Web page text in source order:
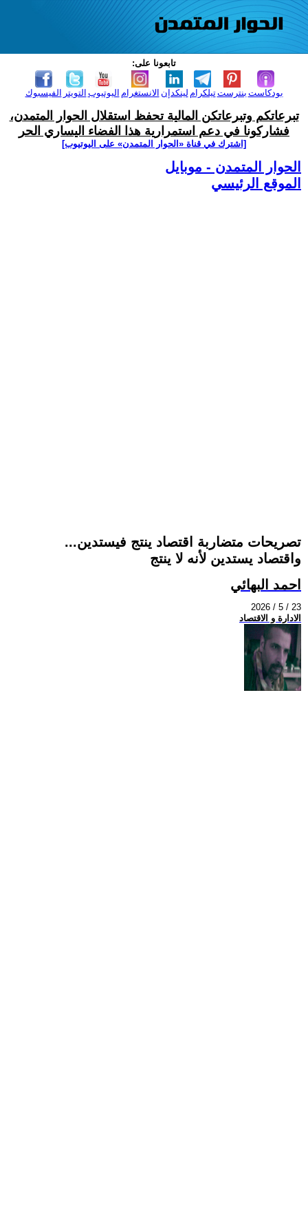
تابعونا على:
الفيسبوك التويتر اليوتيوب الانستغرام لينكدإن تيلكرامبنترست بودكاست
تبرعاتكم وتبرعاتكن المالية تحفظ استقلال الحوار المتمدن،
فشاركونا في دعم استمرارية هذا الفضاء اليساري الحر
[اشترك في قناة ‫«الحوار المتمدن» على اليوتيوب]
الحوار المتمدن - موبايل
الموقع الرئيسي
تصريحات متضاربة اقتصاد ينتج فيستدين...
واقتصاد يستدين لأنه لا ينتج
احمد البهائي
2026 / 5 / 23
الادارة و الاقتصاد